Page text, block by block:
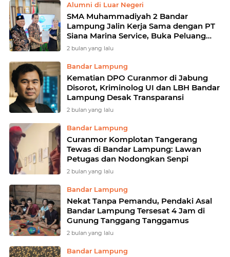
Alumni di Luar Negeri
SMA Muhammadiyah 2 Bandar
Lampung Jalin Kerja Sama dengan PT
Siana Marina Service, Buka Peluang
Kerja Alumni di Luar Negeri
2 bulan yang lalu
Bandar Lampung
Kematian DPO Curanmor di Jabung
Disorot, Kriminolog UI dan LBH Bandar
Lampung Desak Transparansi
2 bulan yang lalu
Bandar Lampung
Curanmor Komplotan Tangerang
Tewas di Bandar Lampung: Lawan
Petugas dan Nodongkan Senpi
2 bulan yang lalu
Bandar Lampung
Nekat Tanpa Pemandu, Pendaki Asal
Bandar Lampung Tersesat 4 Jam di
Gunung Tanggang Tanggamus
2 bulan yang lalu
Bandar Lampung